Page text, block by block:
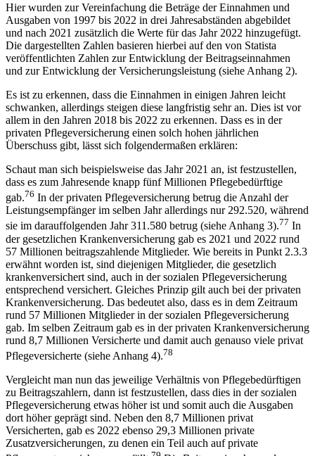
Hier wurden zur Vereinfachung die Beträge der Einnahmen und
Ausgaben von 1997 bis 2022 in drei Jahresabständen abgebildet
und nach 2021 zusätzlich die Werte für das Jahr 2022 hinzugefügt.
Die dargestellten Zahlen basieren hierbei auf den von Statista
veröffentlichten Zahlen zur Entwicklung der Beitragseinnahmen
und zur Entwicklung der Versicherungsleistung (siehe Anhang 2).
Es ist zu erkennen, dass die Einnahmen in einigen Jahren leicht
schwanken, allerdings steigen diese langfristig sehr an. Dies ist vor
allem in den Jahren 2018 bis 2022 zu erkennen. Dass es in der
privaten Pflegeversicherung einen solch hohen jährlichen
Überschuss gibt, lässt sich folgendermaßen erklären:
Schaut man sich beispielsweise das Jahr 2021 an, ist festzustellen,
dass es zum Jahresende knapp fünf Millionen Pflegebedürftige
gab.76 In der privaten Pflegeversicherung betrug die Anzahl der
Leistungsempfänger im selben Jahr allerdings nur 292.520, während
sie im darauffolgenden Jahr 311.580 betrug (siehe Anhang 3).77 In
der gesetzlichen Krankenversicherung gab es 2021 und 2022 rund
57 Millionen beitragszahlende Mitglieder. Wie bereits in Punkt 2.3.3
erwähnt worden ist, sind diejenigen Mitglieder, die gesetzlich
krankenversichert sind, auch in der sozialen Pflegeversicherung
entsprechend versichert. Gleiches Prinzip gilt auch bei der privaten
Krankenversicherung. Das bedeutet also, dass es in dem Zeitraum
rund 57 Millionen Mitglieder in der sozialen Pflegeversicherung
gab. Im selben Zeitraum gab es in der privaten Krankenversicherung
rund 8,7 Millionen Versicherte und damit auch genauso viele privat
Pflegeversicherte (siehe Anhang 4).78
Vergleicht man nun das jeweilige Verhältnis von Pflegebedürftigen
zu Beitragszahlern, dann ist festzustellen, dass dies in der sozialen
Pflegeversicherung etwas höher ist und somit auch die Ausgaben
dort höher geprägt sind. Neben den 8,7 Millionen privat
Versicherten, gab es 2022 ebenso 29,3 Millionen private
Zusatzversicherungen, zu denen ein Teil auch auf private